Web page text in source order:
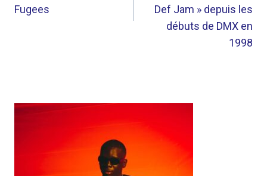
Fugees
Def Jam » depuis les
débuts de DMX en
1998